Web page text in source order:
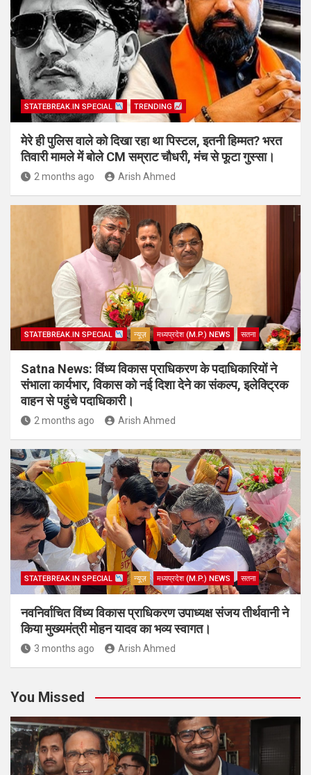
STATEBREAK.IN SPECIAL TRENDING
मेरे ही पुलिस वाले को दिखा रहा था पिस्टल, इतनी हिम्मत? भरत
तिवारी मामले में बोले CM सम्राट चौधरी, मंच से फूटा गुस्सा।
2 months ago Arish Ahmed
STATEBREAK.IN SPECIAL न्यूज़ मध्यप्रदेश (M.P.) NEWS सतना
Satna News: विंध्य विकास प्राधिकरण के पदाधिकारियों ने
संभाला कार्यभार, विकास को नई दिशा देने का संकल्प, इलेक्ट्रिक
वाहन से पहुंचे पदाधिकारी।
2 months ago Arish Ahmed
STATEBREAK.IN SPECIAL न्यूज़ मध्यप्रदेश (M.P.) NEWS सतना
नवनिर्वाचित विंध्य विकास प्राधिकरण उपाध्यक्ष संजय तीर्थवानी ने
किया मुख्यमंत्री मोहन यादव का भव्य स्वागत।
3 months ago Arish Ahmed
You Missed